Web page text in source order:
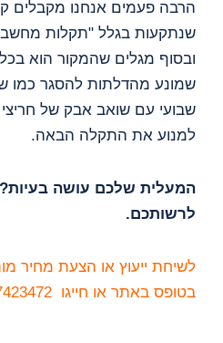
הרבה פעמים אנחנו מקבלים
שנתקעות בגלל "תקלות
ובסוף מגלים שהמקור הוא
שמונע מהדלתות להסגר כמו
שבועי עם שואב אבק של
למנוע את התקלה הבאה.
המעלית שלכם עושה
לרשותכם.
לשיחת ייעוץ או הצעת מחיר
בטופס באתר או חייגו